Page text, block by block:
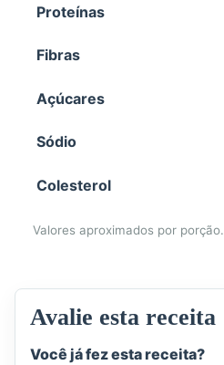
Proteínas
Fibras
Açúcares
Sódio
Colesterol
Valores aproximados por porção.
Avalie esta receita
Você já fez esta receita?